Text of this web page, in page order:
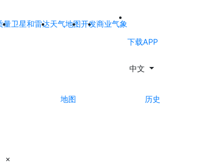
量卫星和雷达天气地图开发商业气象
下载APP
中文
地图 历史
×